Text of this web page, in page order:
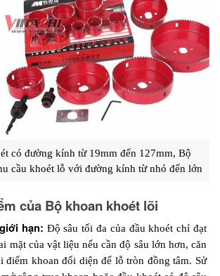
có đường kính từ 19mm đến 127mm, Bộ
cầu khoét lỗ với đường kính từ nhỏ đến lớn
của Bộ khoan khoét lõi
hạn: Độ sâu tối đa của đầu khoét chỉ đạt
mặt của vật liệu nếu cần độ sâu lớn hơn, căn
điểm khoan đối diện để lỗ tròn đồng tâm. Sử